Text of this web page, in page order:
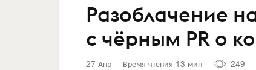
Разоблачение
с чёрным PR о
27 Апр Время чтения 13 мин 249